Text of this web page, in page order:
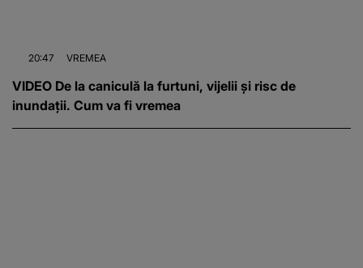
20:47 VREMEA
VIDEO De la caniculă la furtuni, vijelii și risc de
inundații. Cum va fi vremea